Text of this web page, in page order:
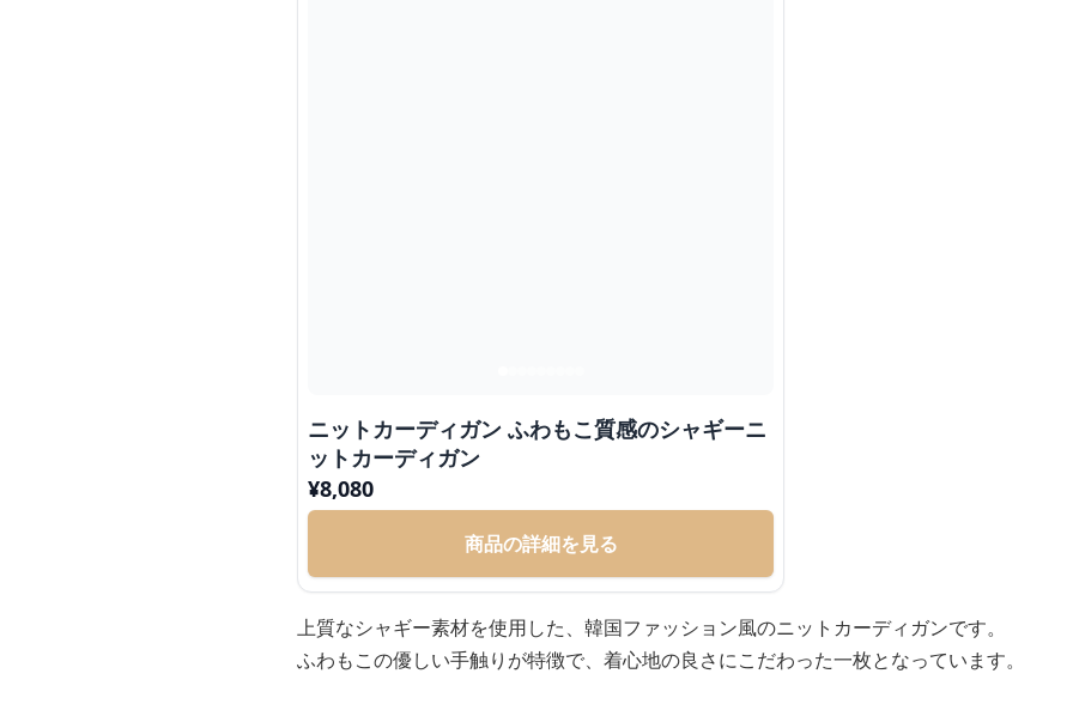
ニットカーディガン ふわもこ質感のシャギーニ
ットカーディガン
¥8,080
商品の詳細を見る
上質なシャギー素材を使用した、韓国ファッション風のニットカーディガンです。
ふわもこの優しい手触りが特徴で、着心地の良さにこだわった一枚となっています。